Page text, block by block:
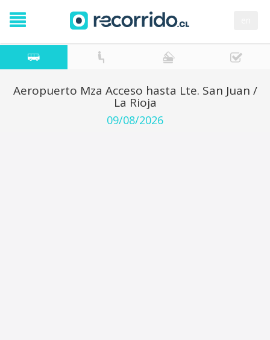
Aeropuerto Mza Acceso hasta Lte. San Juan /
La Rioja
09/08/2026